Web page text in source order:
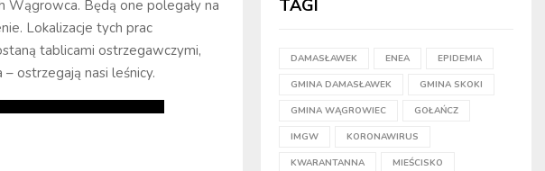
Będą one polegały na
Lokalizacje tych prac
tablicami ostrzegawczymi,
ostrzegają nasi leśnicy.
TAGI
DAMASŁAWEK ENEA EPIDEMIA
GMINA DAMASŁAWEK GMINA SKOKI
GMINA WĄGROWIEC GOŁAŃCZ
IMGW KORONAWIRUS
KWARANTANNA MIEŚCISKO